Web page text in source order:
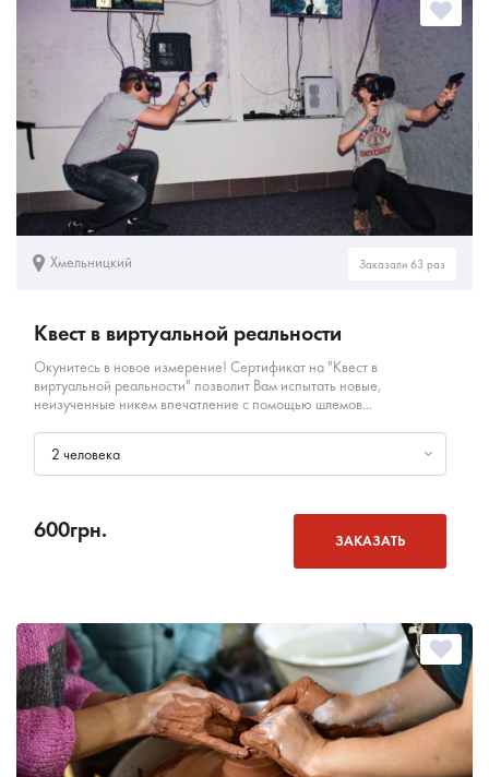
Хмельницкий Заказали 63 раз
Квест в виртуальной реальности
Окунитесь в новое измерение! Сертификат на "Квест в
виртуальной реальности" позволит Вам испытать новые,
неизученные никем впечатление с помощью шлемов...
2 человека
600грн. ЗАКАЗАТЬ